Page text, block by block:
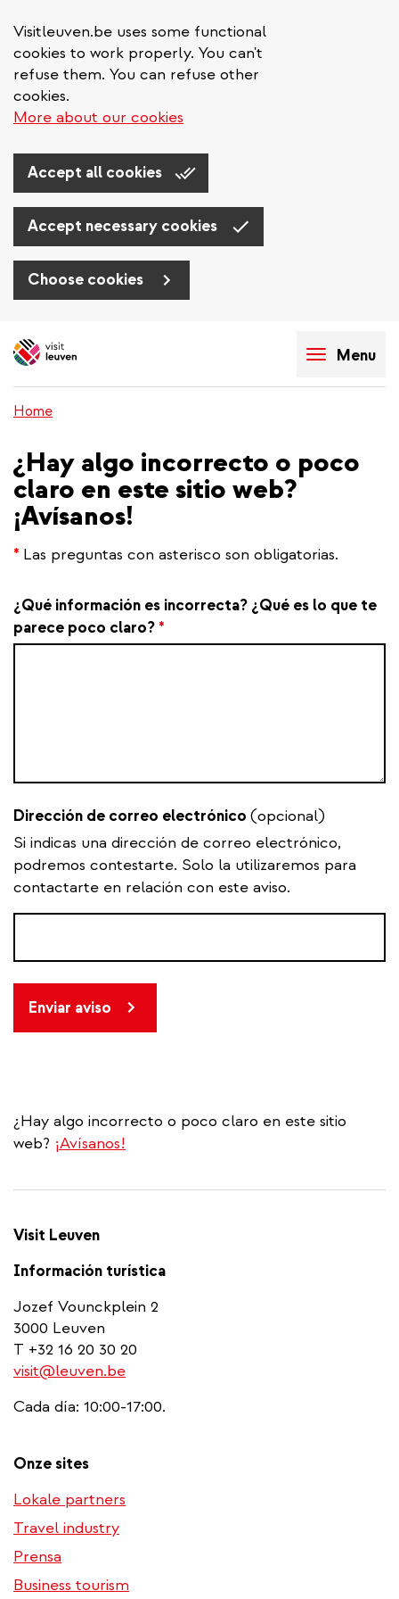
Visitleuven.be uses some functional
cookies to work properly. You can't
refuse them. You can refuse other
cookies.
More about our cookies
Accept all cookies
Accept necessary cookies
Choose cookies
to
Menu
Home
¿Hay algo incorrecto o poco
claro en este sitio web?
¡Avísanos!
* Las preguntas con asterisco son obligatorias.
¿Qué información es incorrecta? ¿Qué es lo que te
parece poco claro? *
Dirección de correo electrónico (opcional)
Si indicas una dirección de correo electrónico,
podremos contestarte. Solo la utilizaremos para
contactarte en relación con este aviso.
Enviar aviso
¿Hay algo incorrecto o poco claro en este sitio
web? ¡Avísanos!
Visit Leuven
Información turística
Jozef Vounckplein 2
3000 Leuven
T +32 16 20 30 20
visit@leuven.be
Cada día: 10:00-17:00.
Onze sites
Lokale partners
Travel industry
Prensa
Business tourism